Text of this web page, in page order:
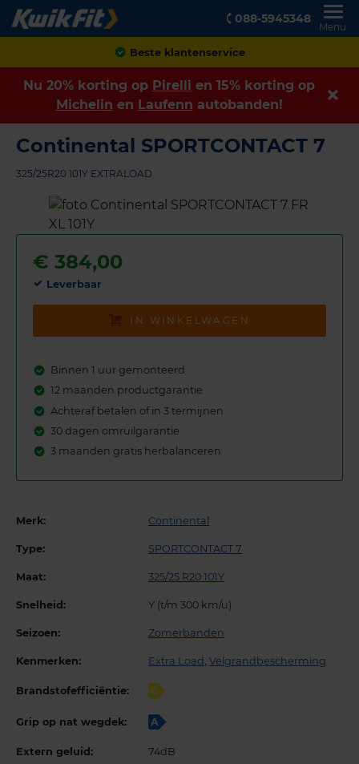
088-5945348
Menu
Achteraf betalen
Nu 20% korting op Pirelli en 15% korting op
Michelin en Laufenn autobanden!
Continental SPORTCONTACT 7
325/25R20 101Y EXTRALOAD
€ 384,00
Leverbaar
IN WINKELWAGEN
Binnen 1 uur gemonteerd
12 maanden productgarantie
Achteraf betalen of in 3 termijnen
30 dagen omruilgarantie
3 maanden gratis herbalanceren
Merk: Continental
Type: SPORTCONTACT 7
Maat: 325/25 R20 101Y
Snelheid: Y (t/m 300 km/u)
Seizoen: Zomerbanden
Kenmerken: Extra Load Velgrandbescherming
Brandstofefficiëntie: C
Grip op nat wegdek: A
Extern geluid: 74dB